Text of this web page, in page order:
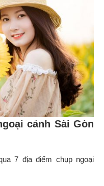
cảnh Sài Gòn
7 địa điểm chụp ngoại